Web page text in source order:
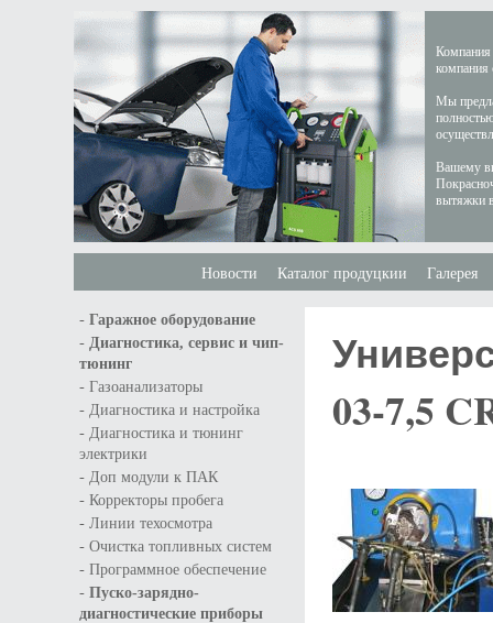
Компания
компания
Мы
Вашему
вытяжки
Новости Каталог продуцкии Галерея
- Гаражное оборудование
- Диагностика, сервис и чип-
тюнинг
- Газоанализаторы
- Диагностика и настройка
- Диагностика и тюнинг
электрики
- Доп модули к ПАК
- Корректоры пробега
- Линии техосмотра
- Очистка топливных систем
- Программное обеспечение
- Пуско-зарядно-
диагностические приборы
03-7,5